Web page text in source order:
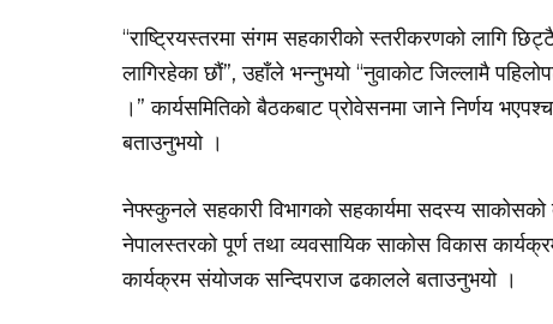
“राष्ट्रियस्तरमा संगम सहकारीको स्तरीकरणको लागि
लागिरहेका छौं”, उहाँले भन्नुभयो “नुवाकोट जिल्लामै
।” कार्यसमितिको बैठकबाट प्रोवेसनमा जाने निर्णय
बताउनुभयो ।
नेफ्स्कुनले सहकारी विभागको सहकार्यमा सदस्य साकोसको
नेपालस्तरको पूर्ण तथा व्यवसायिक साकोस विकास
कार्यक्रम संयोजक सन्दिपराज ढकालले बताउनुभयो ।